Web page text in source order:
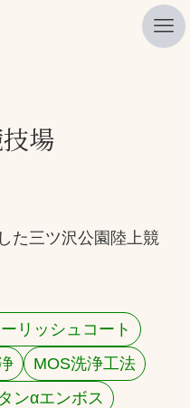
場
た三ツ沢公園陸上競
リッシュコート
MOS洗浄工法
ンαエンボス